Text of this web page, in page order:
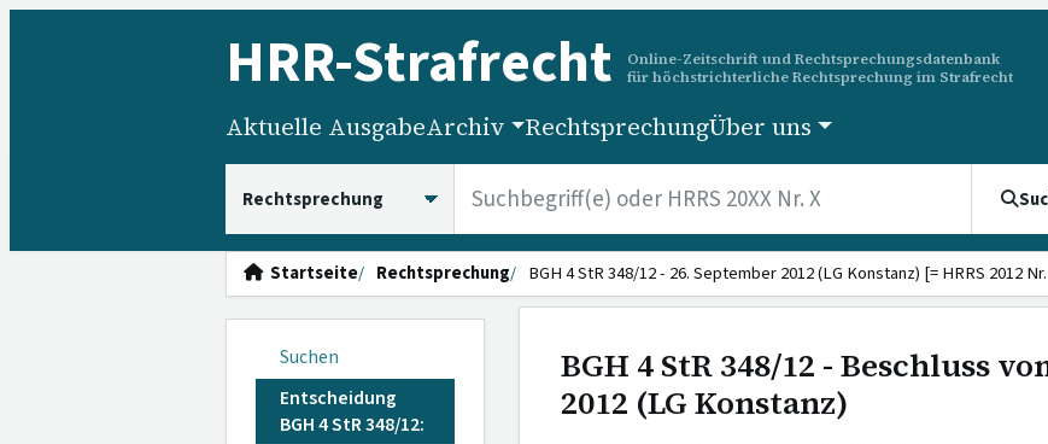
HRR-Strafrecht
Online-Zeitschrift und Rechtsprechungsdatenbank
für höchstrichterliche Rechtsprechung im Strafrecht
Aktuelle AusgabeArchiv RechtsprechungÜber uns
Startseite Rechtsprechung BGH 4 StR 348/12 - 26. September 2012 (LG Konstanz) [= HRRS 2012
Suchen
Entscheidung
BGH 4 StR 348/12:
BGH 4 StR 348/12 - Beschluss
2012 (LG Konstanz)